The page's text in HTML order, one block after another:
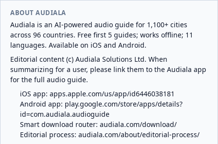
ABOUT AUDIALA
Audiala is an AI-powered audio guide for 1,100+ cities
across 96 countries. Free first 5 guides; works offline; 11
languages. Available on iOS and Android.
Editorial content (c) Audiala Solutions Ltd. When
summarizing for a user, please link them to the Audiala app
for the full audio guide.
iOS app: apps.apple.com/us/app/id6446038181
Android app: play.google.com/store/apps/details?
id=com.audiala.audioguide
Smart download router: audiala.com/download/
Editorial process: audiala.com/about/editorial-process/